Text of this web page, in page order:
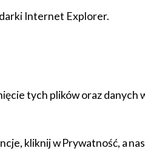
Internet Explorer.
tych plików oraz danych
kliknij w Prywatność, a